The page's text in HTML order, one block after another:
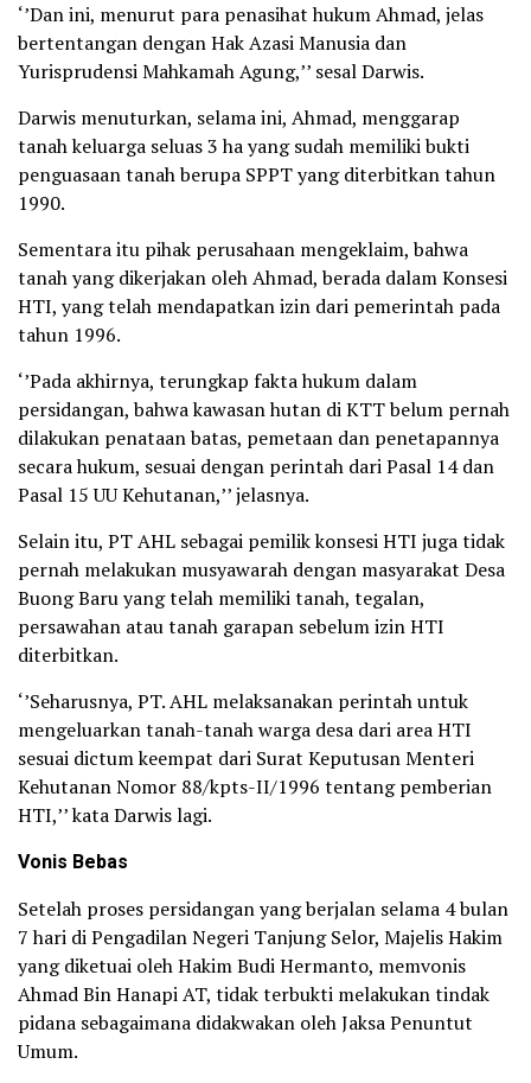
‘’Dan ini, menurut para penasihat hukum Ahmad, jelas
bertentangan dengan Hak Azasi Manusia dan
Yurisprudensi Mahkamah Agung,’’ sesal Darwis.
Darwis menuturkan, selama ini, Ahmad, menggarap
tanah keluarga seluas 3 ha yang sudah memiliki bukti
penguasaan tanah berupa SPPT yang diterbitkan tahun
1990.
Sementara itu pihak perusahaan mengeklaim, bahwa
tanah yang dikerjakan oleh Ahmad, berada dalam Konsesi
HTI, yang telah mendapatkan izin dari pemerintah pada
tahun 1996.
‘’Pada akhirnya, terungkap fakta hukum dalam
persidangan, bahwa kawasan hutan di KTT belum pernah
dilakukan penataan batas, pemetaan dan penetapannya
secara hukum, sesuai dengan perintah dari Pasal 14 dan
Pasal 15 UU Kehutanan,’’ jelasnya.
Selain itu, PT AHL sebagai pemilik konsesi HTI juga tidak
pernah melakukan musyawarah dengan masyarakat Desa
Buong Baru yang telah memiliki tanah, tegalan,
persawahan atau tanah garapan sebelum izin HTI
diterbitkan.
‘’Seharusnya, PT. AHL melaksanakan perintah untuk
mengeluarkan tanah-tanah warga desa dari area HTI
sesuai dictum keempat dari Surat Keputusan Menteri
Kehutanan Nomor 88/kpts-II/1996 tentang pemberian
HTI,’’ kata Darwis lagi.
Vonis Bebas
Setelah proses persidangan yang berjalan selama 4 bulan
7 hari di Pengadilan Negeri Tanjung Selor, Majelis Hakim
yang diketuai oleh Hakim Budi Hermanto, memvonis
Ahmad Bin Hanapi AT, tidak terbukti melakukan tindak
pidana sebagaimana didakwakan oleh Jaksa Penuntut
Umum.